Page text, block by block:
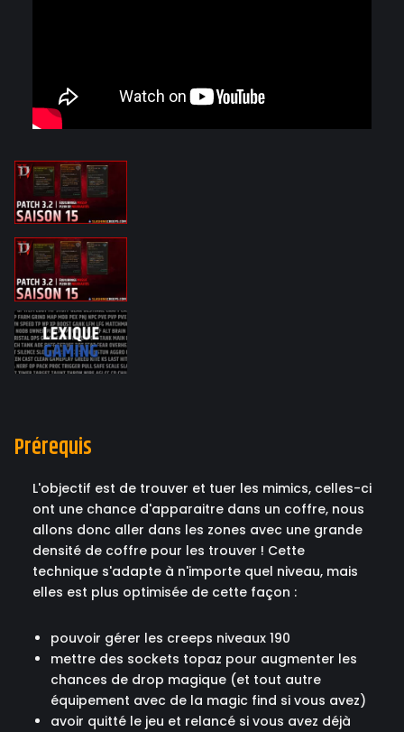
Prérequis
L'objectif est de trouver et tuer les mimics, celles-ci
ont une chance d'apparaitre dans un coffre, nous
allons donc aller dans les zones avec une grande
densité de coffre pour les trouver ! Cette
technique s'adapte à n'importe quel niveau, mais
elles est plus optimisée de cette façon :
pouvoir gérer les creeps niveaux 190
mettre des sockets topaz pour augmenter les
chances de drop magique (et tout autre
équipement avec de la magic find si vous avez)
avoir quitté le jeu et relancé si vous avez déjà